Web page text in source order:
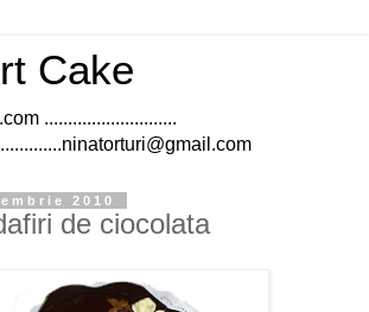
Cake
............................
2010
de ciocolata